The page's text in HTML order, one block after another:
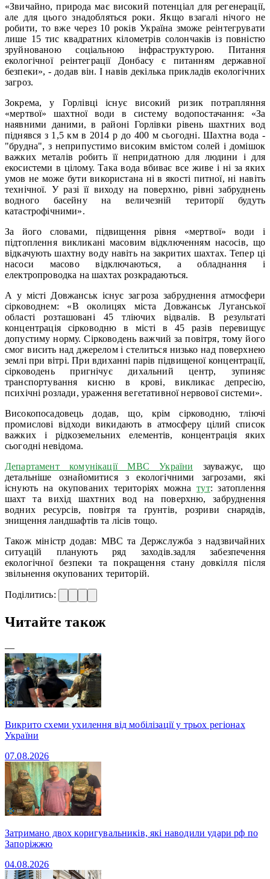
«Звичайно, природа має високий потенціал для регенерації,
але для цього знадобляться роки. Якщо взагалі нічого не
робити, то вже через 10 років Україна зможе реінтегрувати
лише 15 тис квадратних кілометрів солончаків із повністю
зруйнованою соціальною інфраструктурою. Питання
екологічної реінтеграції Донбасу є питанням державної
безпеки», - додав він. І навів декілька прикладів екологічних
загроз.
Зокрема, у Горлівці існує високий ризик потрапляння
«мертвої» шахтної води в систему водопостачання: «За
наявними даними, в районі Горлівки рівень шахтних вод
піднявся з 1,5 км в 2014 р до 400 м сьогодні. Шахтна вода -
"брудна", з неприпустимо високим вмістом солей і домішок
важких металів робить її непридатною для людини і для
екосистеми в цілому. Така вода вбиває все живе і ні за яких
умов не може бути використана ні в якості питної, ні навіть
технічної. У разі її виходу на поверхню, рівні забруднень
водного басейну на величезній території будуть
катастрофічними».
За його словами, підвищення рівня «мертвої» води і
підтоплення викликані масовим відключенням насосів, що
відкачують шахтну воду навіть на закритих шахтах. Тепер ці
насоси масово відключаються, а обладнання і
електропроводка на шахтах розкрадаються.
А у місті Довжанськ існує загроза забруднення атмосфери
сірководнем: «В околицях міста Довжанськ Луганської
області розташовані 45 тліючих відвалів. В результаті
концентрація сірководню в місті в 45 разів перевищує
допустиму норму. Сірководень важчий за повітря, тому його
смог висить над джерелом і стелиться низько над поверхнею
землі при вітрі. При вдиханні парів підвищеної концентрації,
сірководень пригнічує дихальний центр, зупиняє
транспортування кисню в крові, викликає депресію,
психічні розлади, ураження вегетативної нервової системи».
Високопосадовець додав, що, крім сірководню, тліючі
промислові відходи викидають в атмосферу цілий список
важких і рідкоземельних елементів, концентрація яких
сьогодні невідома.
Департамент комунікації МВС України зауважує, що
детальніше ознайомитися з екологічними загрозами, які
існують на окупованих територіях можнатут: затоплення
шахт та вихід шахтних вод на поверхню, забруднення
водних ресурсів, повітря та ґрунтів, розриви снарядів,
знищення ландшафтів та лісів тощо.
Також міністр додав: МВС та Держслужба з надзвичайних
ситуацій планують ряд заходів.задля забезпечення
екологічної безпеки та покращення стану довкілля після
звільнення окупованих територій.
Поділитись:
Читайте також
—
Викрито схеми ухилення від мобілізації у трьох регіонах
України
07.08.2026
Затримано двох коригувальників, які наводили удари рф по
Запоріжжю
04.08.2026